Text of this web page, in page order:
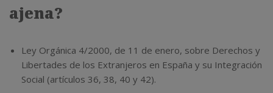
ajena?
Ley Orgánica 4/2000, de 11 de enero, sobre Derechos y
Libertades de los Extranjeros en España y su Integración
Social (artículos 36, 38, 40 y 42).